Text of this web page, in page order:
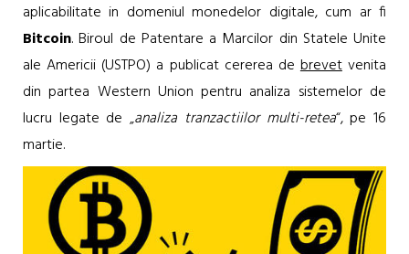
aplicabilitate in domeniul monedelor digitale, cum ar fi
Bitcoin. Biroul de Patentare a Marcilor din Statele Unite
ale Americii (USTPO) a publicat cererea debrevetvenita
din partea Western Union pentru analiza sistemelor de
lucru legate de „analiza tranzactiilor multi-retea“, pe 16
martie.